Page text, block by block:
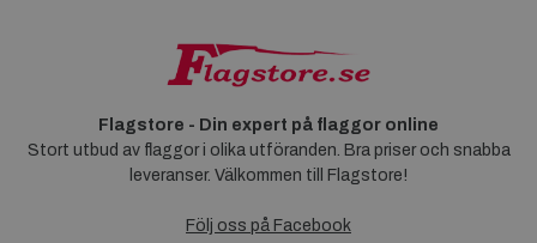
Flagstore - Din expert på flaggor online
Stort utbud av flaggor i olika utföranden. Bra priser och snabba
leveranser. Välkommen till Flagstore!
Följ oss på Facebook